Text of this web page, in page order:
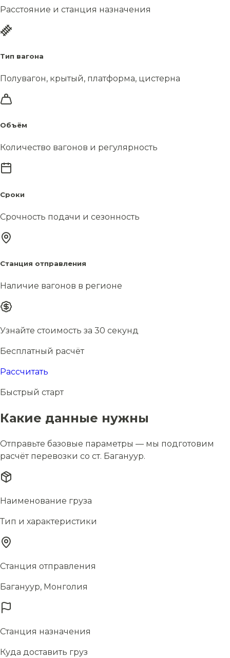
Расстояние и станция назначения
Тип вагона
Полувагон, крытый, платформа, цистерна
Объём
Количество вагонов и регулярность
Сроки
Срочность подачи и сезонность
Станция отправления
Наличие вагонов в регионе
Узнайте стоимость за 30 секунд
Бесплатный расчёт
Рассчитать
Быстрый старт
Какие данные нужны
Отправьте базовые параметры — мы подготовим
расчёт перевозки со ст. Багануур.
Наименование груза
Тип и характеристики
Станция отправления
Багануур, Монголия
Станция назначения
Куда доставить груз